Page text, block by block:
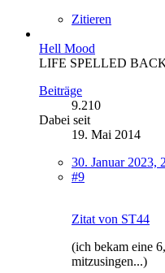
Zitieren
Hell Mood
LIFE SPELLED
Beiträge
9.210
Dabei seit
19. Mai 2014
30. Januar 2023,
#9
Zitat von ST44
(ich bekam eine
mitzusingen...)